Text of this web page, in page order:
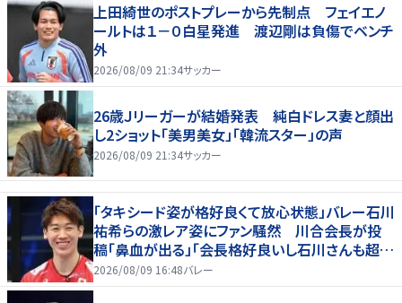
上田綺世のポストプレーから先制点 フェイエノ
ールトは１－０白星発進 渡辺剛は負傷でベンチ
外
2026/08/09 21:34サッカー
26歳Ｊリーガーが結婚発表 純白ドレス妻と顔出
し2ショット「美男美女」「韓流スター」の声
2026/08/09 21:34サッカー
「タキシード姿が格好良くて放心状態」バレー石川
祐希らの激レア姿にファン騒然 川合会長が投
稿「鼻血が出る」「会長格好良いし石川さんも超格
好いい」
2026/08/09 16:48バレー